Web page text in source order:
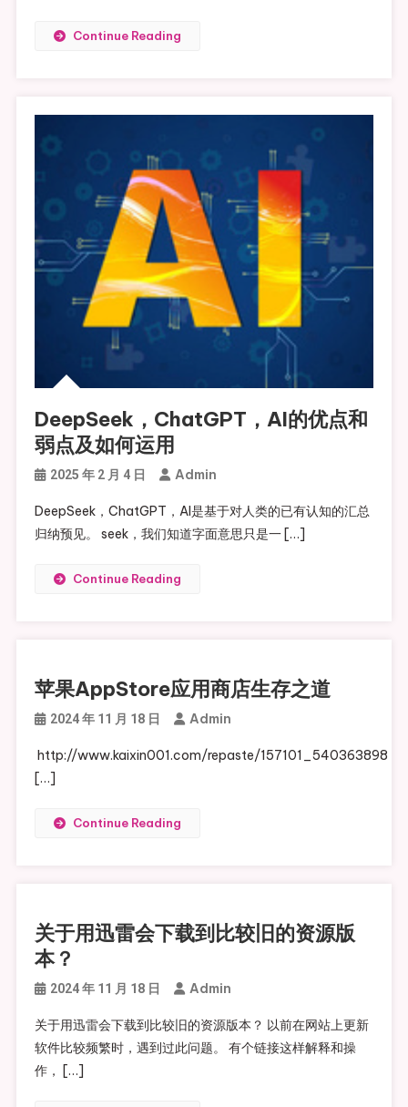
Continue Reading
DeepSeek，ChatGPT，AI的优点和
弱点及如何运用
2025 年 2 月 4 日 Admin
DeepSeek，ChatGPT，AI是基于对人类的已有认知的汇总
归纳预见。 seek，我们知道字面意思只是一 […]
Continue Reading
苹果AppStore应用商店生存之道
2024 年 11 月 18 日 Admin
http://www.kaixin001.com/repaste/157101_540363898
[…]
Continue Reading
关于用迅雷会下载到比较旧的资源版
本？
2024 年 11 月 18 日 Admin
关于用迅雷会下载到比较旧的资源版本？ 以前在网站上更新
软件比较频繁时，遇到过此问题。 有个链接这样解释和操
作， […]